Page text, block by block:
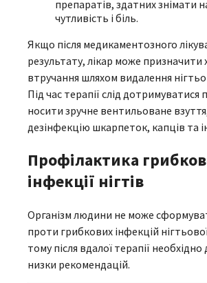
препаратів, здатних знімати
чутливість і біль.
Якщо після медикаментозного
результату, лікар може призначити
втручання шляхом видалення
Під час терапії слід дотримуватися
носити зручне вентильоване
дезінфекцію шкарпеток, капців та
Профілактика
інфекції нігтів
Організм людини не може
проти грибкових інфекцій
тому після вдалої терапії
низки рекомендацій.